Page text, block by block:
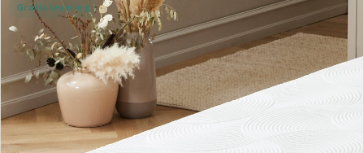
Gratis levering